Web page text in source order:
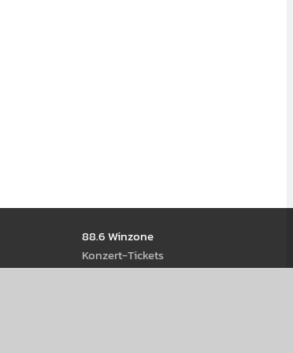
88.6 Winzone
Kon­zert-Tickets
Gewinn­spiele